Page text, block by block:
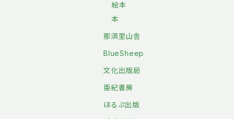
絵本
本
那須里山舎
BlueSheep
文化出版局
亜紀書房
ほるぷ出版